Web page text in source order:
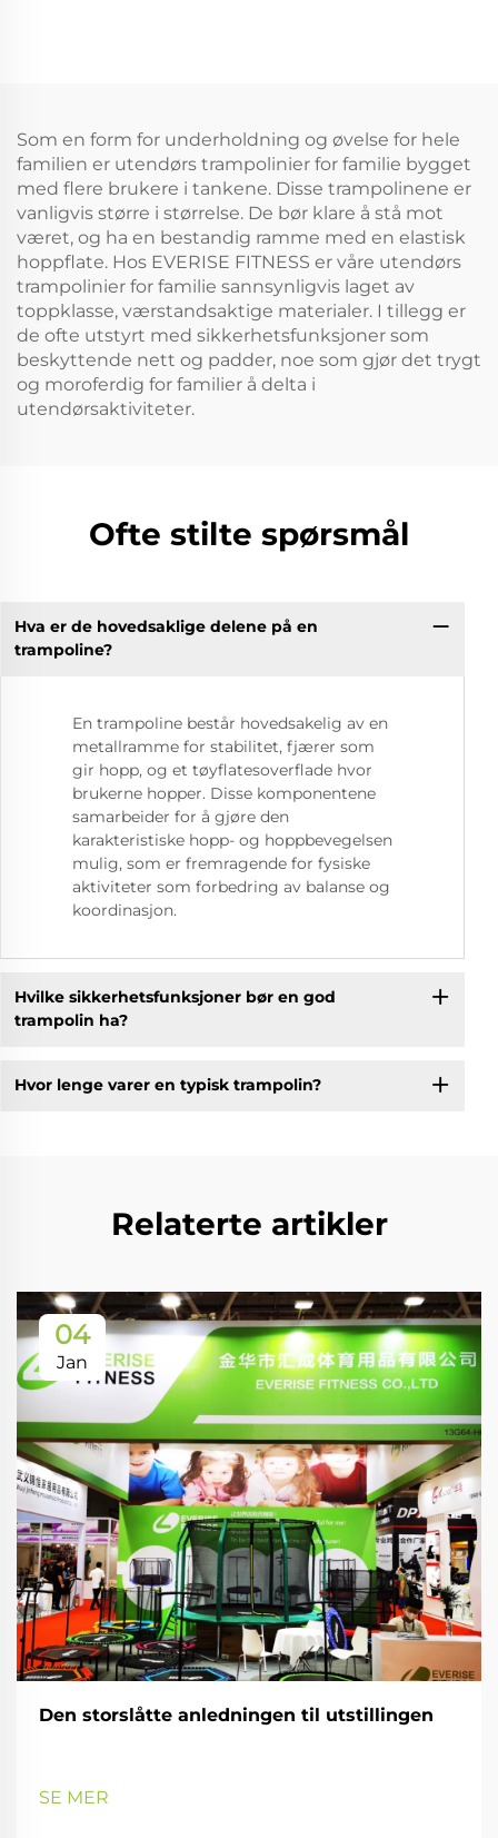
Som en form for underholdning og øvelse for hele
familien er utendørs trampolinier for familie bygget
med flere brukere i tankene. Disse trampolinene er
vanligvis større i størrelse. De bør klare å stå mot
været, og ha en bestandig ramme med en elastisk
hoppflate. Hos EVERISE FITNESS er våre utendørs
trampolinier for familie sannsynligvis laget av
toppklasse, værstandsaktige materialer. I tillegg er
de ofte utstyrt med sikkerhetsfunksjoner som
beskyttende nett og padder, noe som gjør det trygt
og moroferdig for familier å delta i
utendørsaktiviteter.
Ofte stilte spørsmål
Hva er de hovedsaklige delene på en
trampoline?
En trampoline består hovedsakelig av en
metallramme for stabilitet, fjærer som
gir hopp, og et tøyflatesoverflade hvor
brukerne hopper. Disse komponentene
samarbeider for å gjøre den
karakteristiske hopp- og hoppbevegelsen
mulig, som er fremragende for fysiske
aktiviteter som forbedring av balanse og
koordinasjon.
Hvilke sikkerhetsfunksjoner bør en god
trampolin ha?
Hvor lenge varer en typisk trampolin?
Relaterte artikler
04
Jan
Den storslåtte anledningen til utstillingen
SE MER